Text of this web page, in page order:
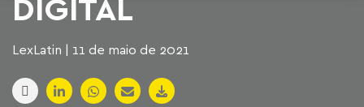
DIGITAL
LexLatin | 11 de maio de 2021